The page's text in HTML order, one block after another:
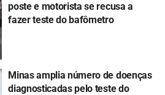
poste e motorista se recusa a
fazer teste do bafômetro
Minas amplia número de doenças
diagnosticadas pelo teste do